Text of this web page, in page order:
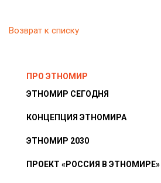
Возврат к списку
ПРО ЭТНОМИР
ЭТНОМИР СЕГОДНЯ
КОНЦЕПЦИЯ ЭТНОМИРА
ЭТНОМИР 2030
ПРОЕКТ «РОССИЯ В ЭТНОМИРЕ»